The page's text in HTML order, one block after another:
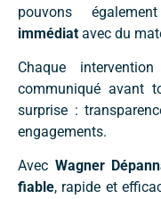
pouvons
immédiat avec du
Chaque
communiqué avant
surprise :
engagements.
Avec Wagner
fiable, rapide et